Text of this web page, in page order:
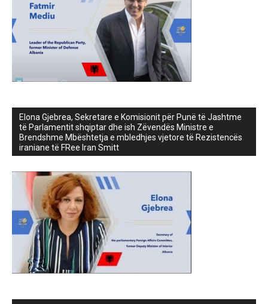
Elona Gjebrea, Sekretare e Komisionit për Punë të Jashtme
të Parlamentit shqiptar dhe ish Zëvendës Ministre e
Brendshme Mbështetja e mbledhjes vjetore të Rezistencës
iraniane të FRee Iran Smitt